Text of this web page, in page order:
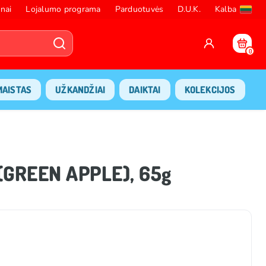
Lojalumo programa Parduotuvės D.U.K. Kalba
0
UŽKANDŽIAI DAIKTAI KOLEKCIJOS
APPLE), 65g